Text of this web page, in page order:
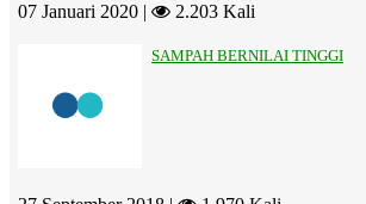
07 Januari 2020 | 2.203 Kali
SAMPAH BERNILAI TINGGI